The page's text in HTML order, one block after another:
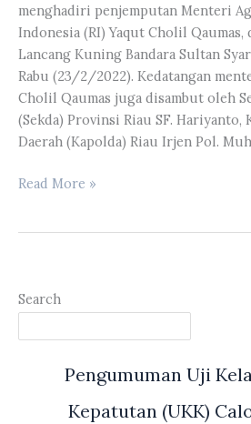
Wilayah
Riau
dan
Kepulauan
Riau
menghadiri penjemputan Menteri
Indonesia (RI) Yaqut Cholil Qaumas,
Lancang Kuning Bandara Sultan
Rabu (23/2/2022). Kedatangan
Cholil Qaumas juga disambut oleh
(Sekda) Provinsi Riau SF. Hariyanto,
Daerah (Kapolda) Riau Irjen Pol.
Ketua
Menghadiri
Penjemputan
Read More »
Search
Pengumuman Uji
Kepatutan (UKK)